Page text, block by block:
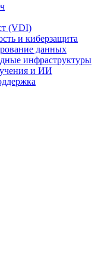
(VDI)
и киберзащита
данных
инфраструктуры
и ИИ